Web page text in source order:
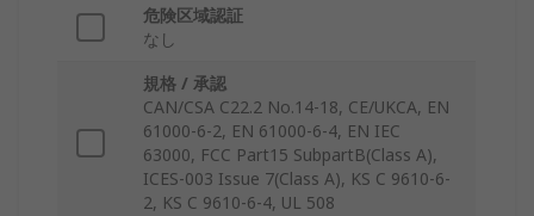
危険区域認証
なし
規格 / 承認
CAN/CSA C22.2 No.14-18, CE/UKCA, EN
61000-6-2, EN 61000-6-4, EN IEC
63000, FCC Part15 SubpartB(Class A),
ICES-003 Issue 7(Class A), KS C 9610-6-
2, KS C 9610-6-4, UL 508